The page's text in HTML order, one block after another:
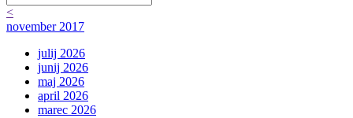
<
november 2017
julij 2026
junij 2026
maj 2026
april 2026
marec 2026